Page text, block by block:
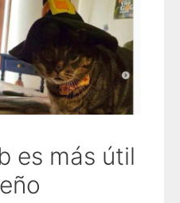
es más útil